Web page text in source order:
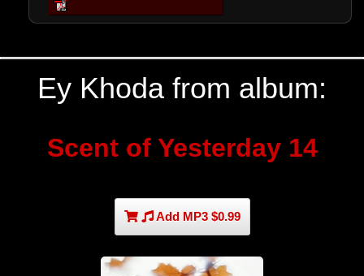
Ey Khoda from album:
Scent of Yesterday 14
Add MP3 $0.99